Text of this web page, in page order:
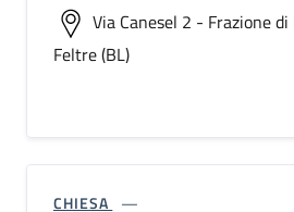
Via Canesel 2 - Frazione
Feltre (BL)
CHIESA